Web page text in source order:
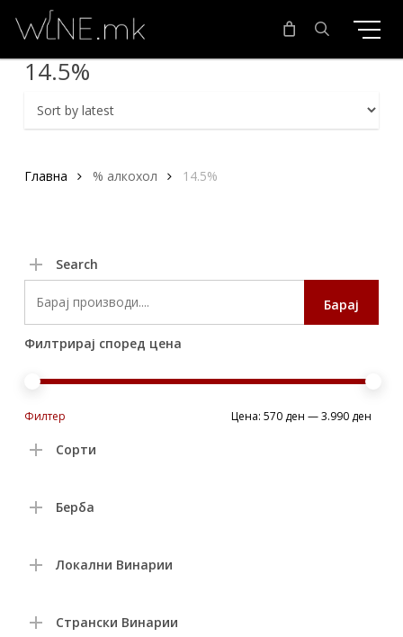
main
content
search
14.5%
Главна % алкохол 14.5%
Search
Барај
Филтрирај според цена
Филтер Цена:570 ден —3.990 ден
Сорти
Берба
Локални Винарии
Странски Винарии